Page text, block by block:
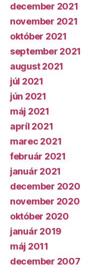
december 2021
november 2021
október 2021
september 2021
august 2021
júl 2021
jún 2021
máj 2021
apríl 2021
marec 2021
február 2021
január 2021
december 2020
november 2020
október 2020
január 2019
máj 2011
december 2007